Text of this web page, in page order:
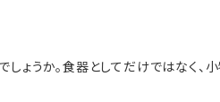
ょうか。食器としてだけではなく、